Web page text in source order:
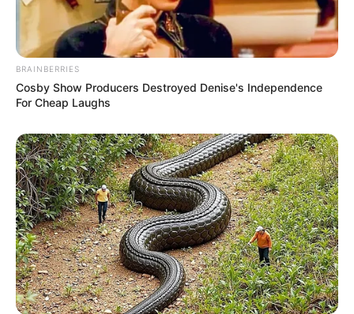
BRAINBERRIES
Cosby Show Producers Destroyed Denise's Independence
For Cheap Laughs